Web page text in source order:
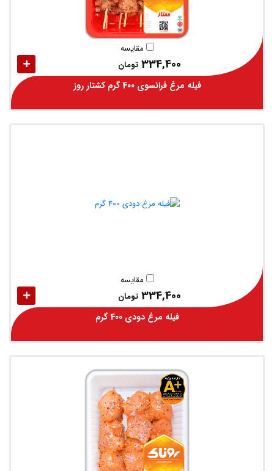
مقایسه
334,400 تومان
فیله مرغ فرانسوی 400 گرم کشتار روز
مقایسه
334,400 تومان
فیله مرغ دودی 400 گرم